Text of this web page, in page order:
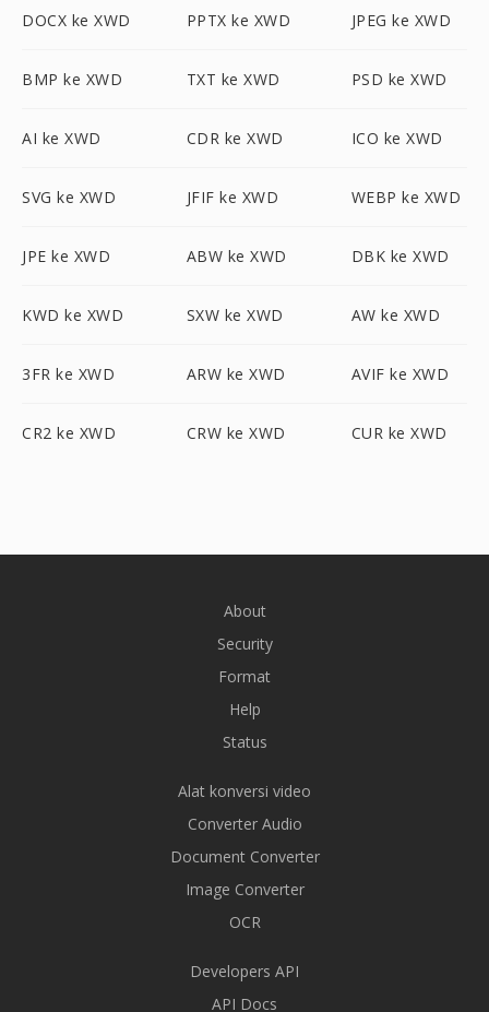
DOCX ke XWD PPTX ke XWD JPEG ke XWD
BMP ke XWD TXT ke XWD PSD ke XWD
AI ke XWD CDR ke XWD ICO ke XWD
SVG ke XWD JFIF ke XWD WEBP ke XWD
JPE ke XWD ABW ke XWD DBK ke XWD
KWD ke XWD SXW ke XWD AW ke XWD
3FR ke XWD ARW ke XWD AVIF ke XWD
CR2 ke XWD CRW ke XWD CUR ke XWD
About
Security
Format
Help
Status
Alat konversi video
Converter Audio
Document Converter
Image Converter
OCR
Developers API
API Docs